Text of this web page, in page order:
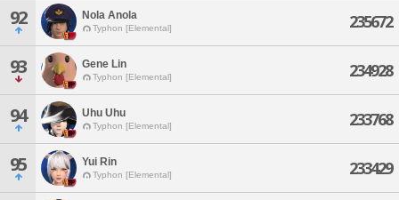
92 Nola Anola
Typhon [Elemental] 235672
93 Gene Lin
Typhon [Elemental] 234928
94 Uhu Uhu
Typhon [Elemental] 233768
95 Yui Rin
Typhon [Elemental] 233429